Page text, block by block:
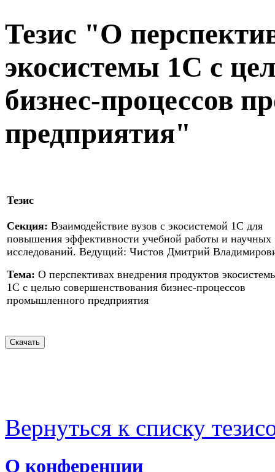
Тезис "О
экосистемы 1С с
бизнес-процессов
предприятия"
Тезис
Секция: Взаимодействие вузов с экосистемой 1С для
повышения эффективности учебной работы и научных
исследований. Ведущий: Чистов Дмитрий
Тема: О перспективах внедрения продуктов
1С с целью совершенствования бизнес-процессов
промышленного предприятия
Вернуться к списку
О конференции